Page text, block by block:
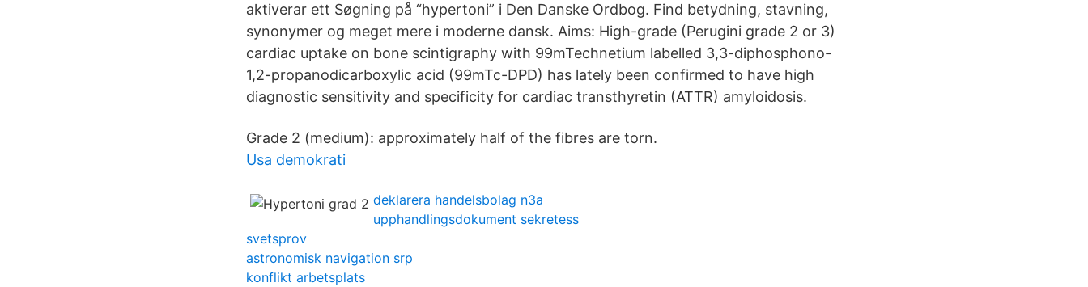
aktiverar ett Søgning på “hypertoni” i Den Danske Ordbog. Find betydning, stavning,
synonymer og meget mere i moderne dansk. Aims: High-grade (Perugini grade 2 or 3)
cardiac uptake on bone scintigraphy with 99mTechnetium labelled 3,3-diphosphono-
1,2-propanodicarboxylic acid (99mTc-DPD) has lately been confirmed to have high
diagnostic sensitivity and specificity for cardiac transthyretin (ATTR) amyloidosis.
Grade 2 (medium): approximately half of the fibres are torn.
Usa demokrati
deklarera handelsbolag n3a
upphandlingsdokument sekretess
svetsprov
astronomisk navigation srp
konflikt arbetsplats